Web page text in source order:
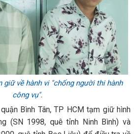
về hành vi "chống người thi hành
công vụ".
Bình Tân, TP HCM tạm giữ hình
(SN 1998, quê tỉnh Ninh Bình) và